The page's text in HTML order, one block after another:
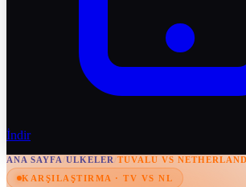
İndir
ANA SAYFA/ULKELER/TUVALU VS
KARŞILAŞTIRMA · TV VS NL